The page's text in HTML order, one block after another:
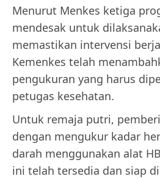
Menurut Menkes ketiga
mendesak untuk
memastikan intervensi
Kemenkes telah
pengukuran yang harus
petugas kesehatan.
Untuk remaja putri,
dengan mengukur kadar
darah menggunakan alat
ini telah tersedia dan siap